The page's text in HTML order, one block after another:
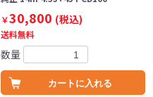
￥30,800 (税込)
送料無料
数量
カートに入れる